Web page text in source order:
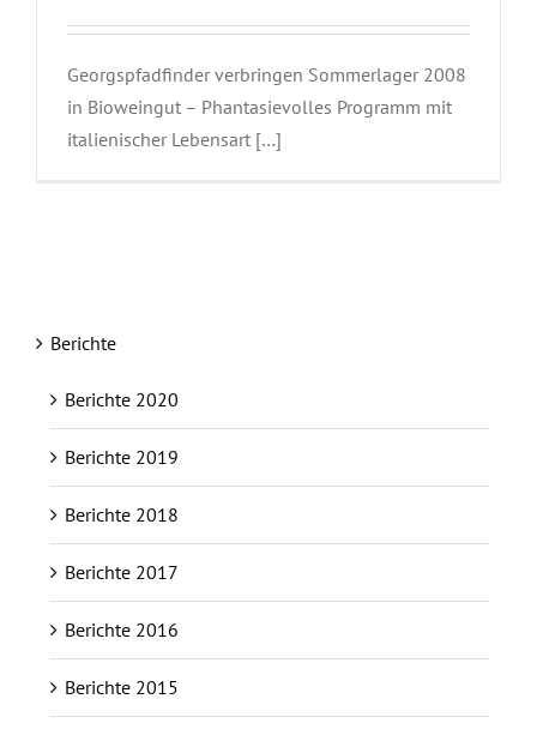
Georgspfadfinder verbringen Sommerlager 2008
in Bioweingut – Phantasievolles Programm mit
italienischer Lebensart […]
Berichte
Berichte 2020
Berichte 2019
Berichte 2018
Berichte 2017
Berichte 2016
Berichte 2015